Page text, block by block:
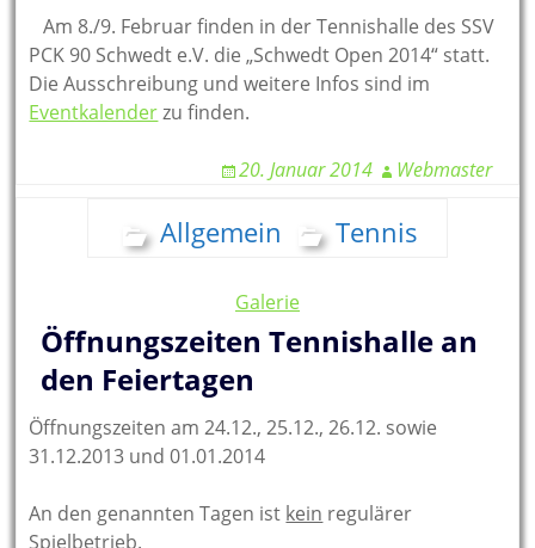
Am 8./9. Februar finden in der Tennishalle des SSV
PCK 90 Schwedt e.V. die „Schwedt Open 2014“ statt.
Die Ausschreibung und weitere Infos sind im
Eventkalenderzu finden.
20. Januar 2014 Webmaster
Allgemein Tennis
Galerie
Öffnungszeiten Tennishalle an
den Feiertagen
Öffnungszeiten am 24.12., 25.12., 26.12. sowie
31.12.2013 und 01.01.2014
An den genannten Tagen ist kein regulärer
Spielbetrieb.